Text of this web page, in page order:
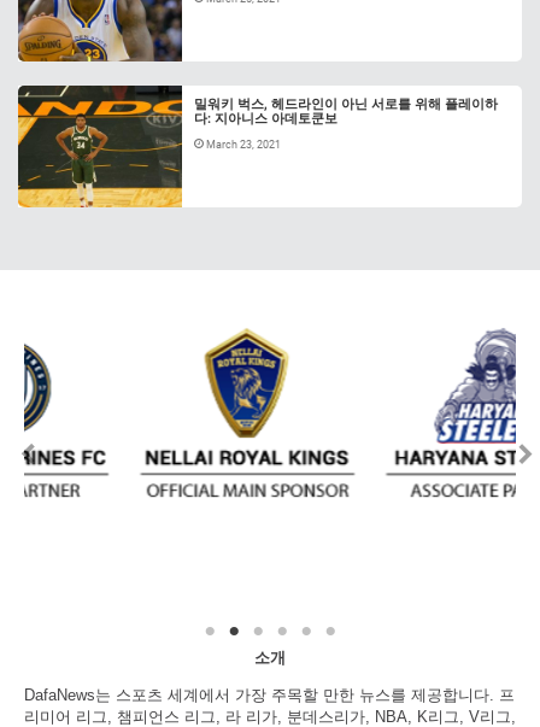
밀워키 벅스, 헤드라인이 아닌 서로를 위해 플레이하
다: 지아니스 아데토쿤보
March 23, 2021
소개
DafaNews는 스포츠 세계에서 가장 주목할 만한 뉴스를 제공합니다. 프
리미어 리그, 챔피언스 리그, 라 리가, 분데스리가, NBA, K리그, V리그,